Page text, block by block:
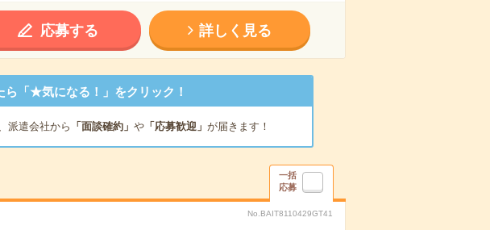
応募する 詳しく見る
ら「★気になる！」をクリック！
派遣会社から 「面談確約」 や「応募歓迎」 が届きます！
一括
応募
No.BAIT8110429GT41